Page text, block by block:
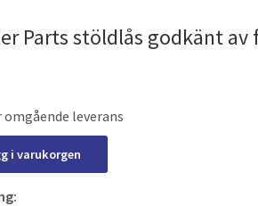
Parts stöldlås godkänt
leverans
i varukorgen